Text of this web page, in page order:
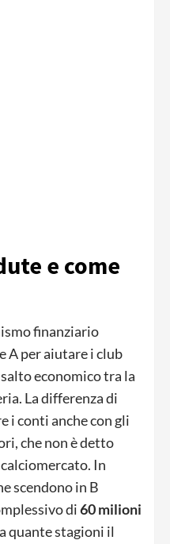
e come
finanziario
A per aiutare i club
economico tra la
La differenza di
i conti anche con gli
che non è detto
In
scendono in B
di60 milioni
quante stagioni il